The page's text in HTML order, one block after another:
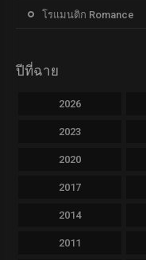
โรแมนติก Romance
ปีที่ฉาย
2026
2023
2020
2017
2014
2011